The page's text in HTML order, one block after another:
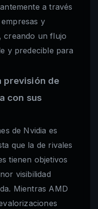
a través
y
creando un flujo
y predecible para
previsión de
con sus
de Nvidia es
que la de rivales
tienen objetivos
visibilidad
Mientras AMD